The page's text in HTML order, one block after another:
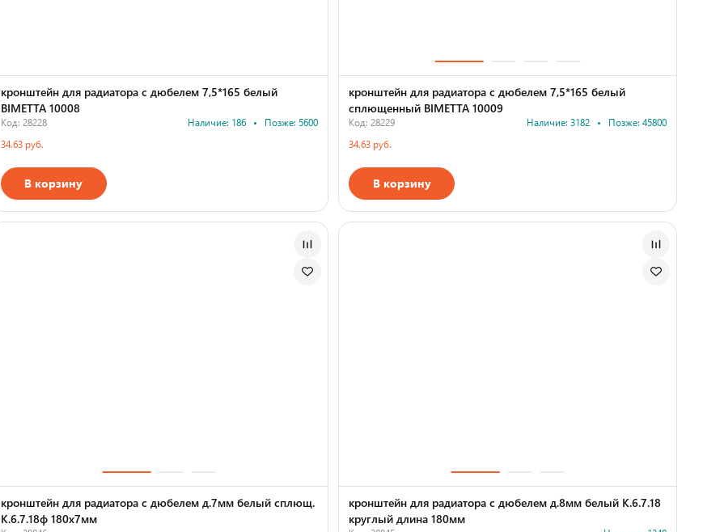
кронштейн для радиатора с дюбелем 7,5*165 белый
BIMETTA 10008
Код: 28228 Наличие: 186 •
Позже: 5600
34.63 руб.
В корзину
кронштейн для радиатора с дюбелем 7,5*165 белый
сплющенный BIMETTA 10009
Код: 28229 Наличие: 3182 •
Позже: 45800
34.63 руб.
В корзину
кронштейн для радиатора с дюбелем д.7мм белый сплющ.
К.6.7.18ф 180х7мм
кронштейн для радиатора с дюбелем д.8мм белый К.6.7.18
круглый длина 180мм